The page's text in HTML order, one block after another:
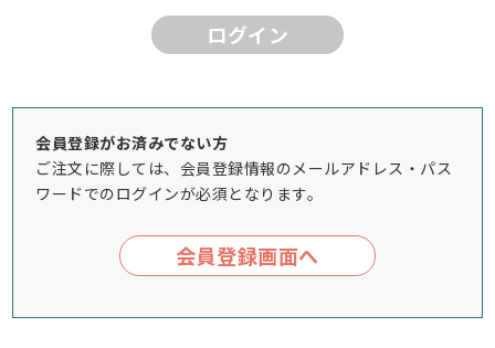
ログイン
会員登録がお済みでない方
ご注文に際しては、会員登録情報のメールアドレス・パス
ワードでのログインが必須となります。
会員登録画面へ